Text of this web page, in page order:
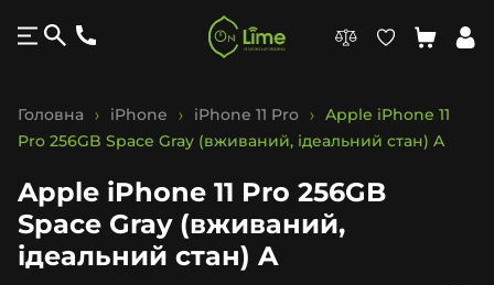
Головна iPhone iPhone 11 Pro
Apple iPhone 11
Pro 256GB Space Gray (вживаний, ідеальний стан) A
Apple iPhone 11 Pro 256GB
Space Gray (вживаний,
ідеальний стан) A